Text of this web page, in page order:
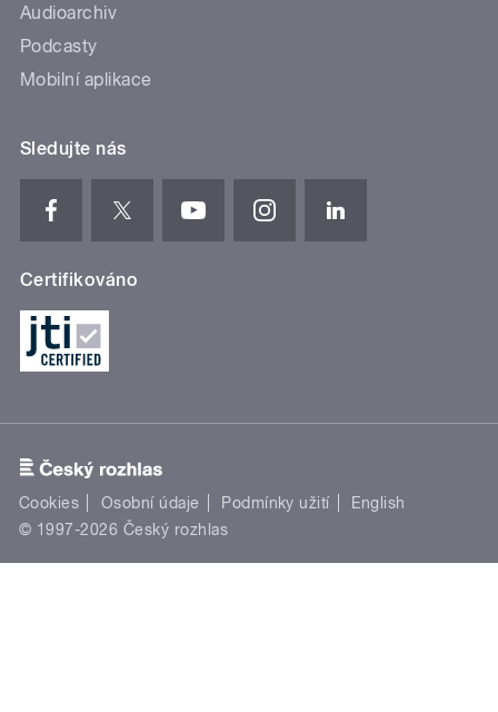
Audioarchiv
Podcasty
Mobilní aplikace
Sledujte nás
Certifikováno
Cookies Osobní údaje Podmínky užití
English
© 1997-2026 Český rozhlas